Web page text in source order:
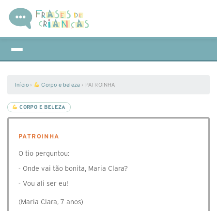
Início › Corpo e beleza › PATROINHA
CORPO E BELEZA
PATROINHA
O tio perguntou:
- Onde vai tão bonita, Maria Clara?
- Vou ali ser eu!
(Maria Clara, 7 anos)